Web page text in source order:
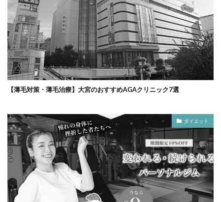
【薄毛対策・薄毛治療】大宮のおすすめAGAクリニック7選
ダイエット